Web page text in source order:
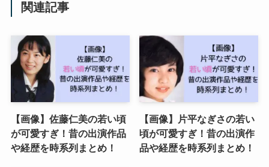
関連記事
【画像】佐藤仁美の若い頃
が可愛すぎ！昔の出演作品
や経歴を時系列まとめ！
【画像】片平なぎさの若い
頃が可愛すぎ！昔の出演作
品や経歴を時系列まとめ！